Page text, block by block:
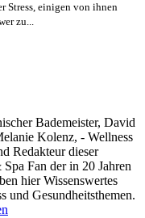
Stress, einigen von ihnen
zu...
Bademeister, David
Kolenz, - Wellness
Redakteur dieser
Fan der in 20 Jahren
hier Wissenswertes
und Gesundheitsthemen.